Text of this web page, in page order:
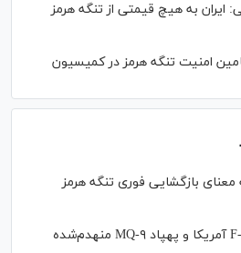
ایران به هیچ قیمتی از تنگه هرمز
امنیت تنگه هرمز در کمیسیون
معنای بازگشایی فوری تنگه هرمز
اولین تصاویر لاشه F-۱۵ آمریکا و پهپاد MQ-۹ منهدم‌شده